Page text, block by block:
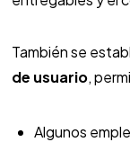
También se
de usuario,
Algunos